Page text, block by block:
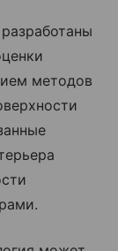
методов